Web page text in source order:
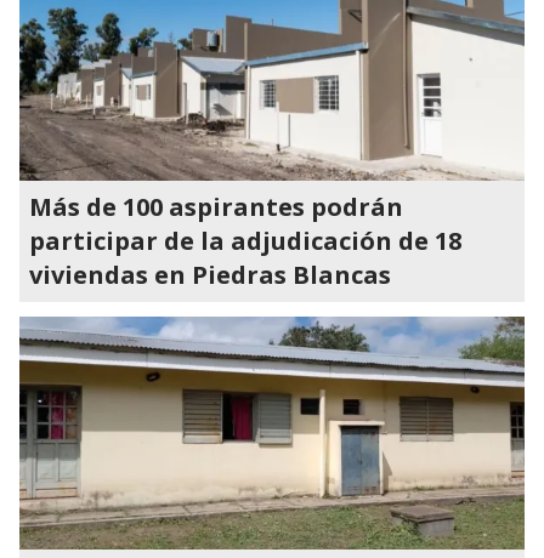
Más de 100 aspirantes podrán
participar de la adjudicación de 18
viviendas en Piedras Blancas